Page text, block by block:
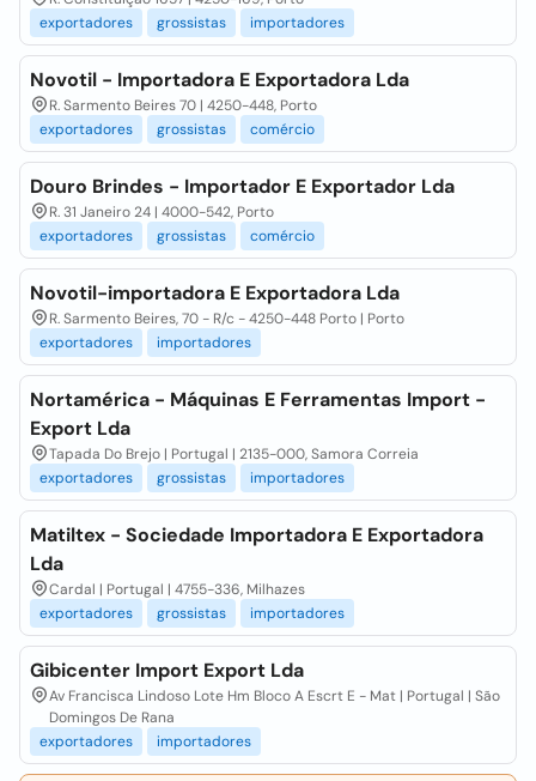
exportadores
grossistas importadores
Novotil - Importadora E Exportadora Lda
R. Sarmento Beires 70 | 4250-448, Porto
exportadores
grossistas comércio
Douro Brindes - Importador E Exportador Lda
R. 31 Janeiro 24 | 4000-542, Porto
exportadores
grossistas comércio
Novotil-importadora E Exportadora Lda
R. Sarmento Beires, 70 - R/c - 4250-448 Porto | Porto
exportadores
importadores
Nortamérica - Máquinas E Ferramentas Import -
Export Lda
Tapada Do Brejo | Portugal | 2135-000, Samora Correia
exportadores
grossistas importadores
Matiltex - Sociedade Importadora E Exportadora
Lda
Cardal | Portugal | 4755-336, Milhazes
exportadores
grossistas importadores
Gibicenter Import Export Lda
Av Francisca Lindoso Lote Hm Bloco A Escrt E - Mat | Portugal | São
Domingos De Rana
exportadores
importadores